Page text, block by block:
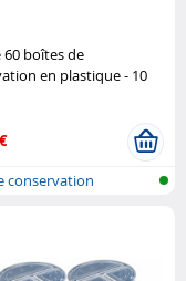
60 boîtes de
en plastique - 10
conservation
en ..